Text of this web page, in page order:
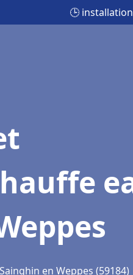
🕒
en Weppes (59184)